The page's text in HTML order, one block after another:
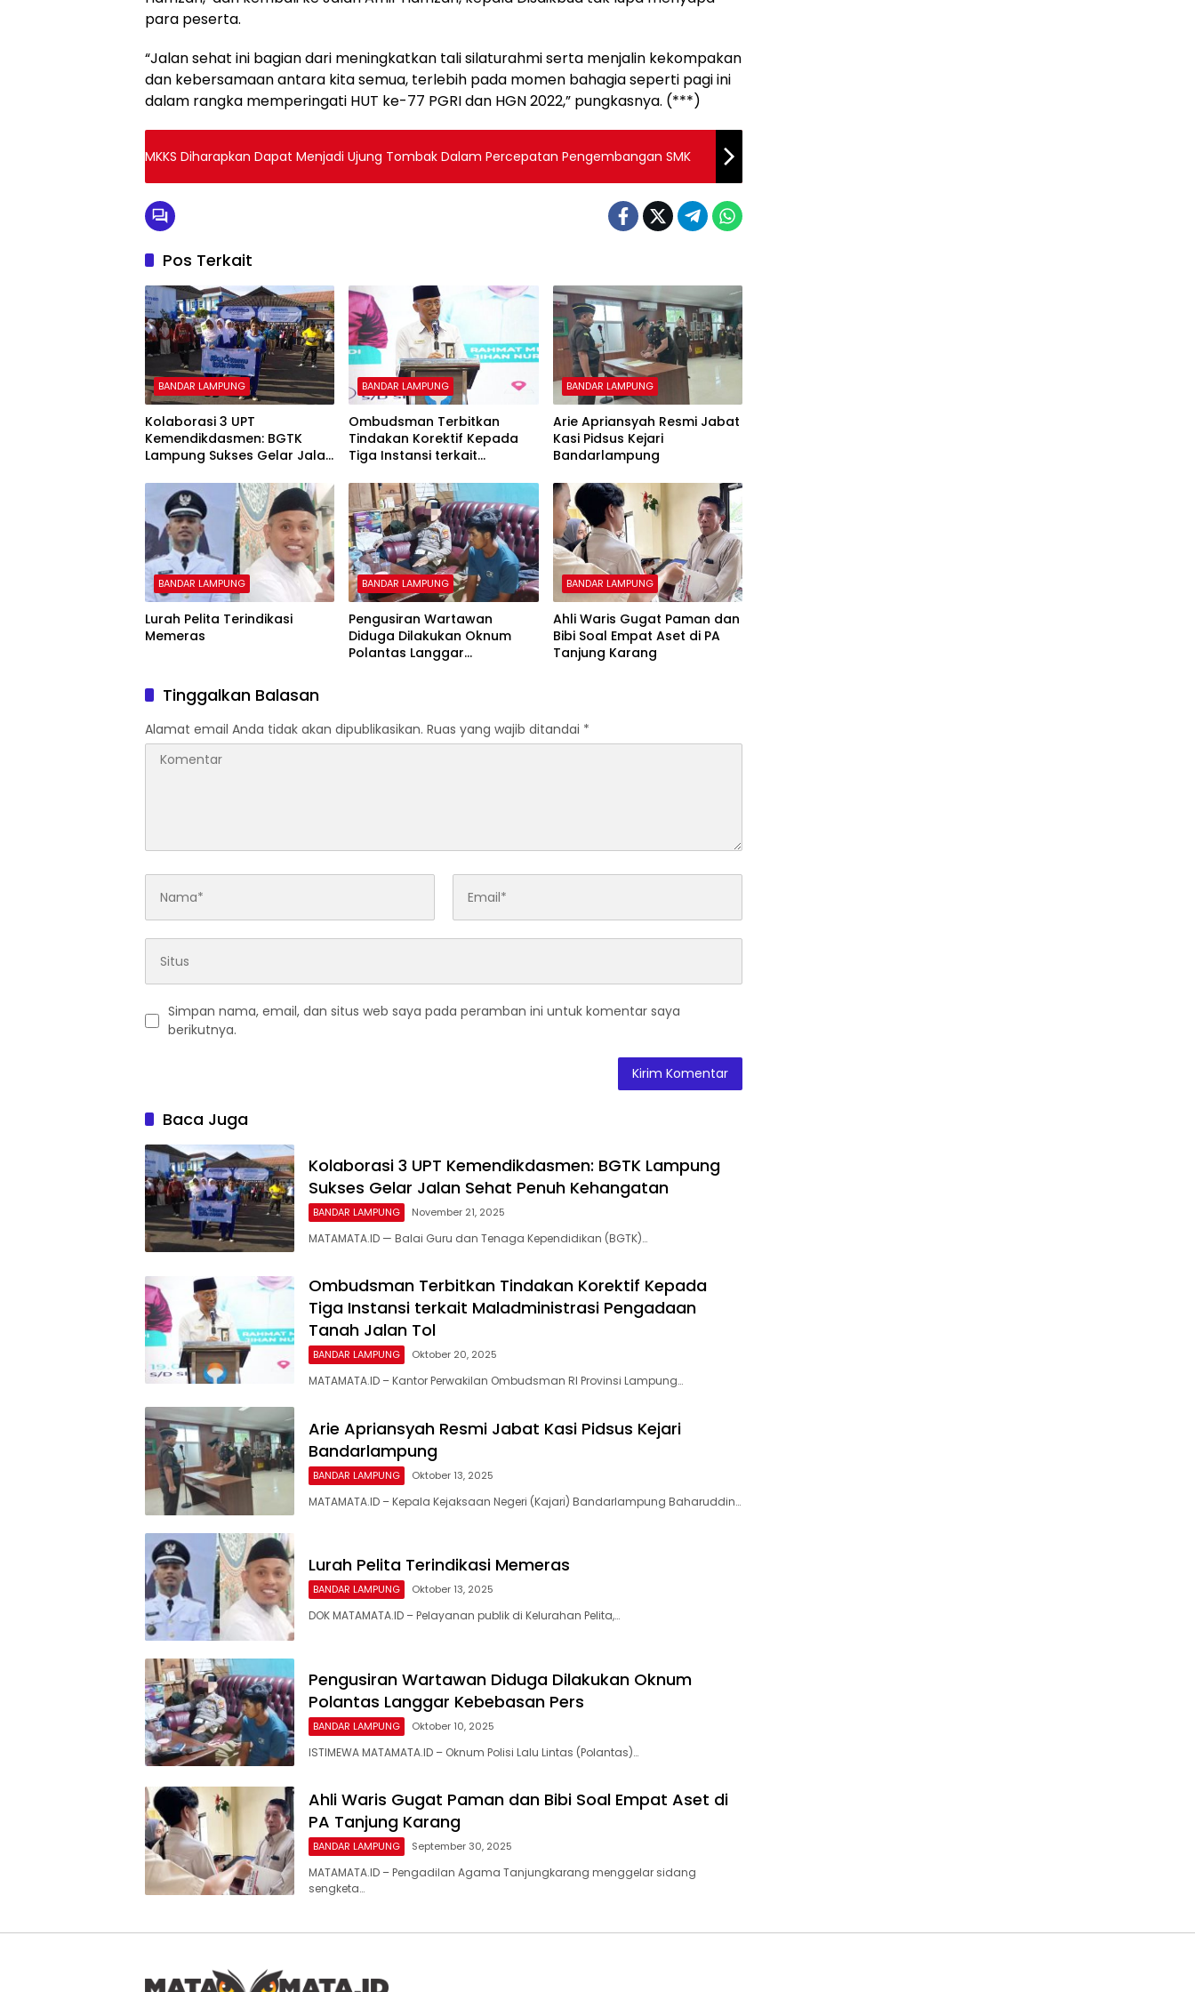
para peserta.
“Jalan sehat ini bagian dari meningkatkan tali silaturahmi serta menjalin kekompakan
dan kebersamaan antara kita semua, terlebih pada momen bahagia seperti pagi ini
dalam rangka memperingati HUT ke-77 PGRI dan HGN 2022,” pungkasnya. (***)
MKKS Diharapkan Dapat Menjadi Ujung Tombak Dalam Percepatan Pengembangan SMK
Pos Terkait
BANDAR LAMPUNG
Kolaborasi 3 UPT
Kemendikdasmen: BGTK
Lampung Sukses Gelar Jalan
BANDAR LAMPUNG
Ombudsman Terbitkan
Tindakan Korektif Kepada
Tiga Instansi terkait
Tanah Jalan Tol
BANDAR LAMPUNG
Arie Apriansyah Resmi Jabat
Kasi Pidsus Kejari
Bandarlampung
BANDAR LAMPUNG
Lurah Pelita Terindikasi
Memeras
BANDAR LAMPUNG
Pengusiran Wartawan
Diduga Dilakukan Oknum
Polantas Langgar
BANDAR LAMPUNG
Ahli Waris Gugat Paman dan
Bibi Soal Empat Aset di PA
Tanjung Karang
Tinggalkan Balasan
Alamat email Anda tidak akan dipublikasikan. Ruas yang wajib ditandai *
Simpan nama, email, dan situs web saya pada peramban ini untuk komentar saya
berikutnya.
Baca Juga
Kolaborasi 3 UPT Kemendikdasmen: BGTK Lampung
Sukses Gelar Jalan Sehat Penuh Kehangatan
BANDAR LAMPUNG November 21, 2025
MATAMATA.ID — Balai Guru dan Tenaga Kependidikan (BGTK)…
Ombudsman Terbitkan Tindakan Korektif Kepada
Tiga Instansi terkait Maladministrasi Pengadaan
Tanah Jalan Tol
BANDAR LAMPUNG Oktober 20, 2025
MATAMATA.ID – Kantor Perwakilan Ombudsman RI Provinsi Lampung…
Arie Apriansyah Resmi Jabat Kasi Pidsus Kejari
Bandarlampung
BANDAR LAMPUNG Oktober 13, 2025
MATAMATA.ID – Kepala Kejaksaan Negeri (Kajari) Bandarlampung Baharuddin…
Lurah Pelita Terindikasi Memeras
BANDAR LAMPUNG Oktober 13, 2025
DOK MATAMATA.ID – Pelayanan publik di Kelurahan Pelita,…
Pengusiran Wartawan Diduga Dilakukan Oknum
Polantas Langgar Kebebasan Pers
BANDAR LAMPUNG Oktober 10, 2025
ISTIMEWA MATAMATA.ID – Oknum Polisi Lalu Lintas (Polantas)…
Ahli Waris Gugat Paman dan Bibi Soal Empat Aset di
PA Tanjung Karang
BANDAR LAMPUNG September 30, 2025
MATAMATA.ID – Pengadilan Agama Tanjungkarang menggelar sidang
sengketa…